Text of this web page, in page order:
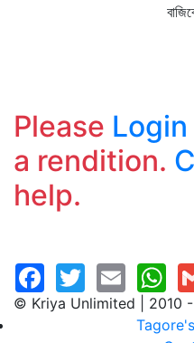
বাজিবে কল্যাণ
Please Login
a rendition.
help.
© Kriya Unlimited | 2010